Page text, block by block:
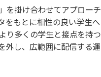
を掛け合わせてアプローチ
をもとに相性の良い学生へ
り多くの学生と接点を持つ
外し、広範囲に配信する運